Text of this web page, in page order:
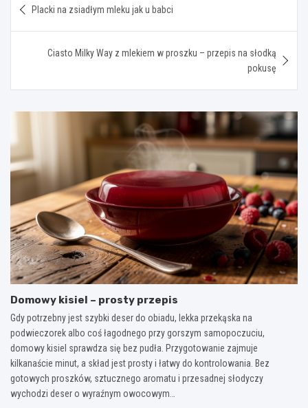
wpisu
Placki na zsiadłym mleku jak u babci
Ciasto Milky Way z mlekiem w proszku – przepis na słodką
pokusę
Domowy kisiel – prosty przepis
Gdy potrzebny jest szybki deser do obiadu, lekka przekąska na
podwieczorek albo coś łagodnego przy gorszym samopoczuciu,
domowy kisiel sprawdza się bez pudła. Przygotowanie zajmuje
kilkanaście minut, a skład jest prosty i łatwy do kontrolowania. Bez
gotowych proszków, sztucznego aromatu i przesadnej słodyczy
wychodzi deser o wyraźnym owocowym…